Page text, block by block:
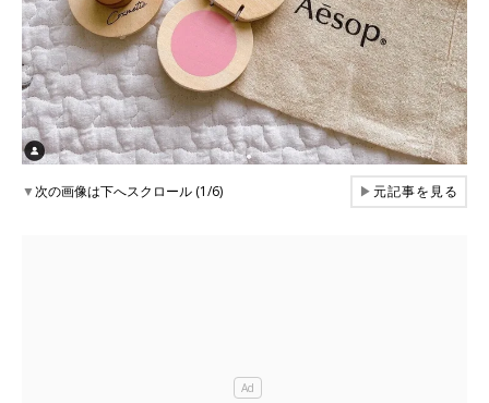
▼次の画像は下へスクロール (1/6) ▶元記事を見る